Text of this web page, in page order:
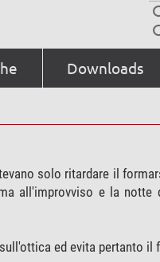
Downloads
solo ritardare il
all'improvviso e la notte
ed evita pertanto il